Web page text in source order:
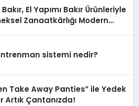
El Yapımı Bakır Ürünleriyle
Zanaatkârlığı Modern
sistemi nedir?
Take Away Panties” ile Yedek
Artık Çantanızda!